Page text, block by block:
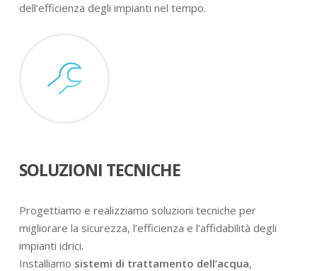
dell’efficienza degli impianti nel tempo.
SOLUZIONI TECNICHE
Progettiamo e realizziamo soluzioni tecniche per
migliorare la sicurezza, l’efficienza e l’affidabilità degli
impianti idrici.
Installiamo sistemi di trattamento dell’acqua,